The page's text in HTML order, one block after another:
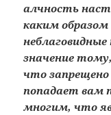
алчность
каким образом
значение
что
попадает вам
многим, что